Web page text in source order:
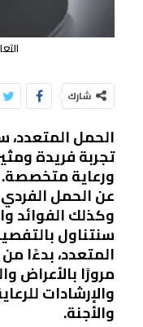
شارك
الحمل المتعدد،
تجربة فريدة
ورعاية
عن الحمل
وكذلك الفوائد
سنتناول
المتعدد، بدءًا
مرورًا بالأعراض
والإرشادات
والأجنة.